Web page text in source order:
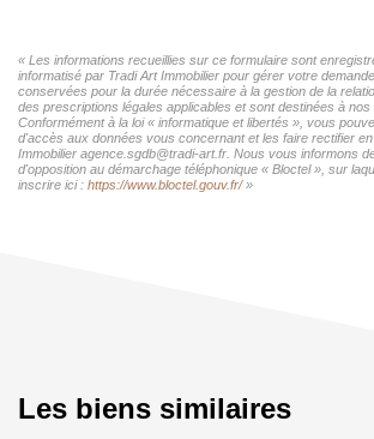
« Les informations recueillies sur ce formulaire sont
informatisé par Tradi Art Immobilier pour gérer votre
conservées pour la durée nécessaire à la gestion de la
des prescriptions légales applicables et sont destinées à nos
Conformément à la loi « informatique et libertés », vous
d'accès aux données vous concernant et les faire rectifier
Immobilier agence.sgdb@tradi-art.fr. Nous vous informons
d'opposition au démarchage téléphonique « Bloctel », sur
inscrire ici : https://www.bloctel.gouv.fr/»
Les biens similaires